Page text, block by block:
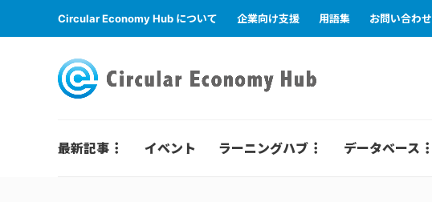
Circular Economy Hub について 企業向け支援 用語集 お問い合わせ
最新記事 イベント ラーニングハブ データベース